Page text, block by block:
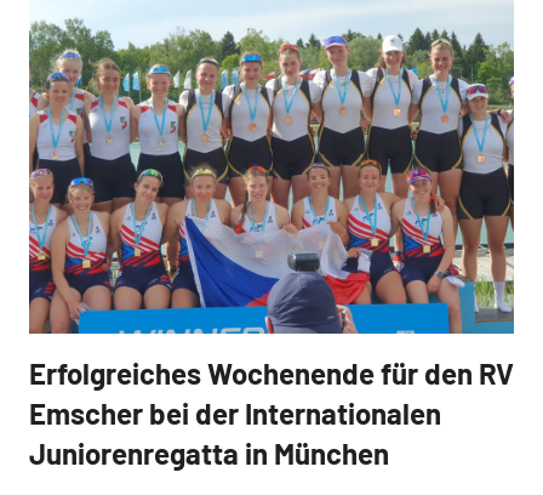
News
Erfolgreiches Wochenende für den RV
Emscher bei der Internationalen
Juniorenregatta in München